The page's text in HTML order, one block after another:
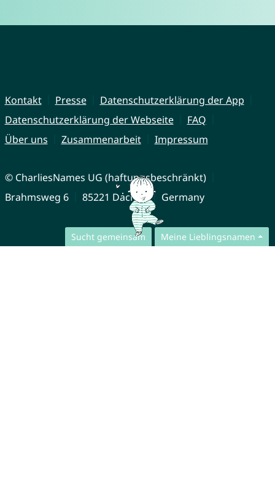
Sucht gemeinsam Meine Lieblingsnamen
Kontakt Presse
Datenschutzerklärung der App
Datenschutzerklärung der Webseite
FAQ
Über uns
Zusammenarbeit Impressum
© CharliesNames UG (haftungsbeschränkt)
Brahmsweg 6
85221 Dachau Germany